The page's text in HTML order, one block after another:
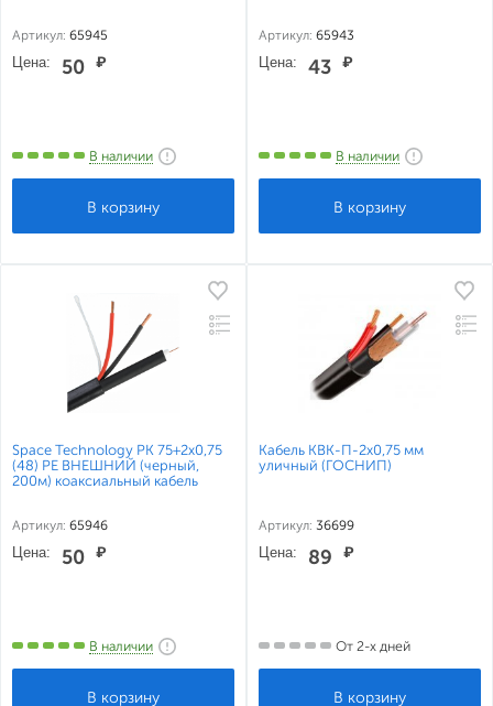
Артикул: 65945
Цена: 50 ₽
В наличии
Артикул: 65943
Цена: 43 ₽
В наличии
Space Technology РК 75+2х0,75
(48) PE ВНЕШНИЙ (черный,
200м) коаксиальный кабель
Артикул: 65946
Цена: 50 ₽
В наличии
Кабель КВК-П-2х0,75 мм
уличный (ГОСНИП)
Артикул: 36699
Цена: 89 ₽
От 2-х дней